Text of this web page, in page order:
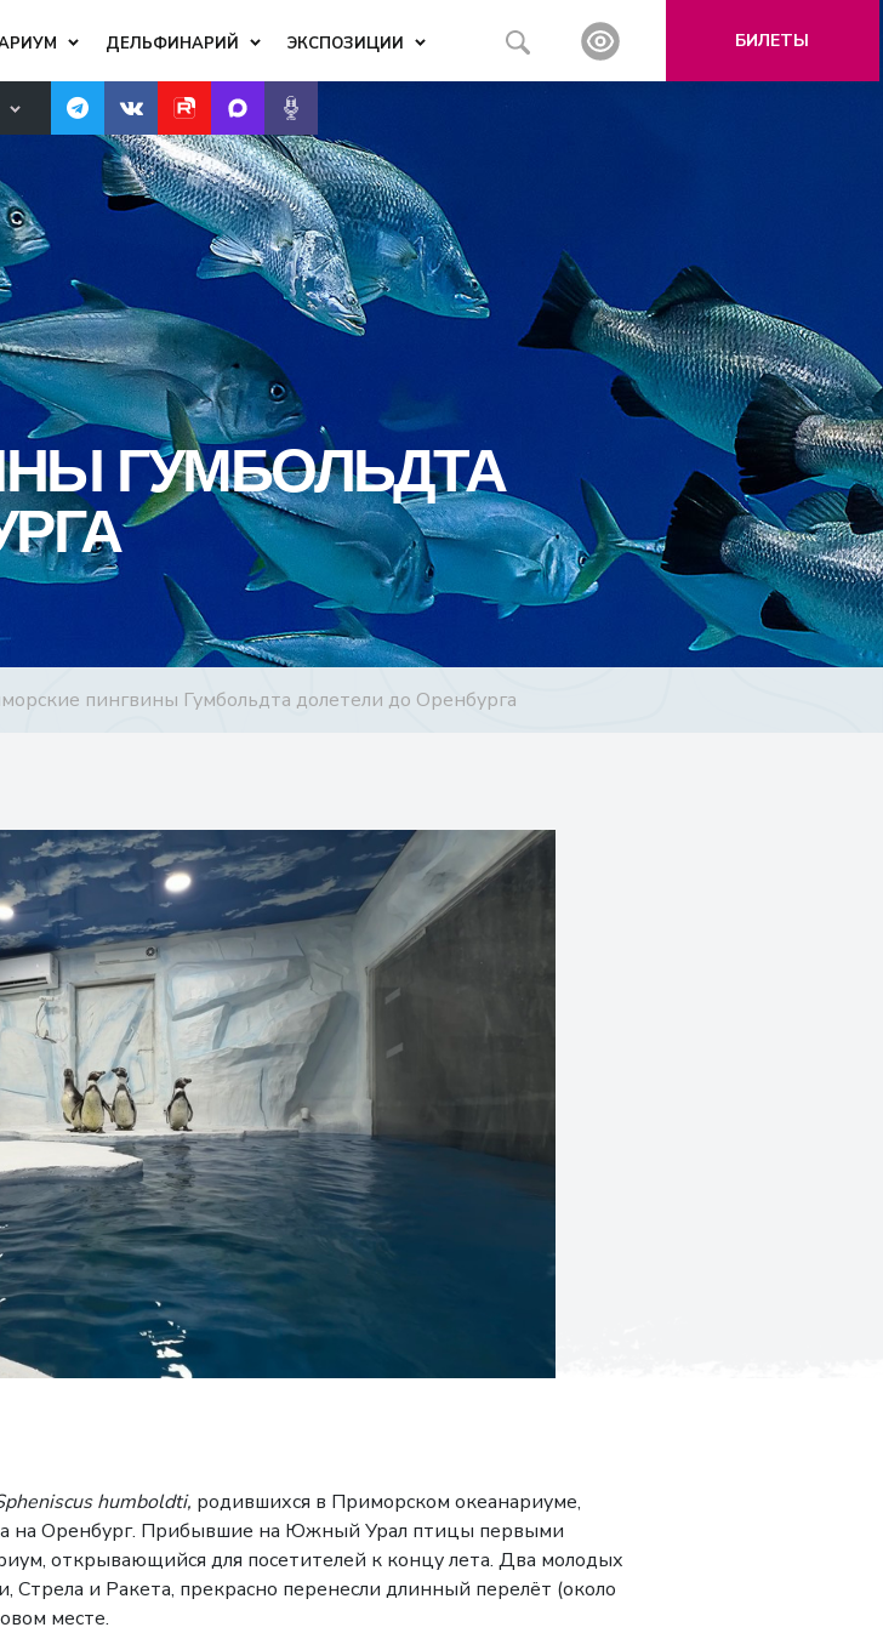
ДЕЛЬФИНАРИЙ ЭКСПОЗИЦИИ БИЛЕТЫ
ГУМБОЛЬДТА
пингвины Гумбольдта долетели до Оренбурга
humboldti, родившихся в Приморском океанариуме,
на Оренбург. Прибывшие на Южный Урал птицы первыми
открывающийся для посетителей к концу лета. Два молодых
и Ракета, прекрасно перенесли длинный перелёт (около
месте.